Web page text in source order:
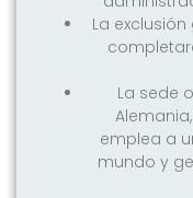
La
La sede
emplea a
mundo y